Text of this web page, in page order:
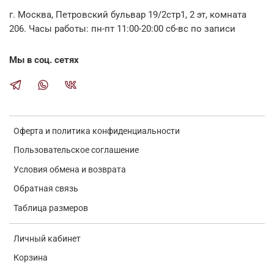
Оферта и политика конфиденциальности
Пользовательское соглашение
Условия обмена и возврата
Обратная связь
Таблица размеров
Личный кабинет
Корзина
г. Москва, Петровский бульвар 19/2стр1, 2 эт, комната
206. Часы работы: пн-пт 11:00-20:00 сб-вс по записи
Мы в соц. сетях